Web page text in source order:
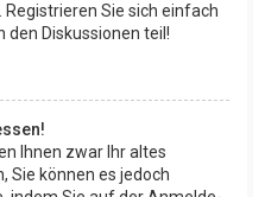
Sie sich einfach
den Diskussionen teil!
Ihnen zwar Ihr altes
Sie können es jedoch